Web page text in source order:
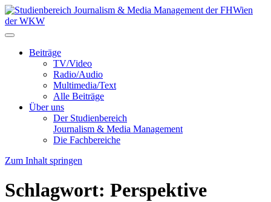
Beiträge
TV/Video
Radio/Audio
Multimedia/Text
Alle Beiträge
Über uns
Der Studienbereich
Journalism & Media Management
Die Fachbereiche
Zum Inhalt springen
Schlagwort: Perspektive